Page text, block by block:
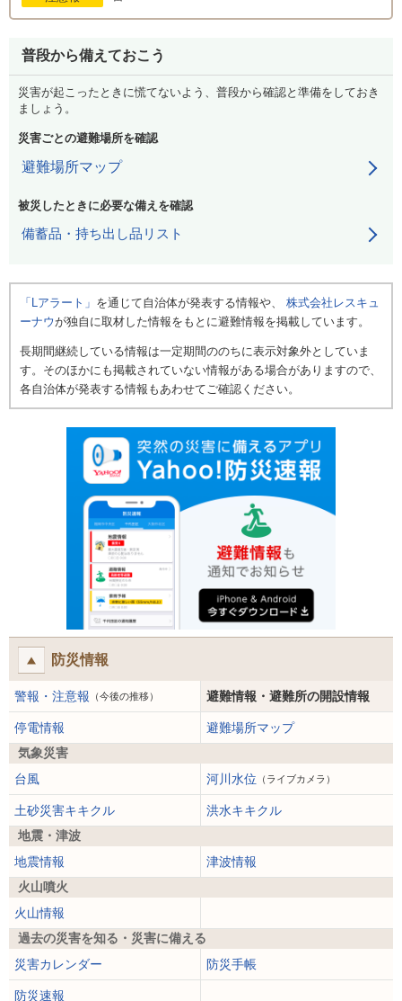
普段から備えておこう
災害が起こったときに慌てないよう、普段から確認と準備をしておき
ましょう。
災害ごとの避難場所を確認
避難場所マップ
被災したときに必要な備えを確認
備蓄品・持ち出し品リスト
「Lアラート」 を通じて自治体が発表する情報や、 株式会社レスキュ
ーナウが独自に取材した情報をもとに避難情報を掲載しています。
長期間継続している情報は一定期間ののちに表示対象外としていま
す。そのほかにも掲載されていない情報がある場合がありますので、
各自治体が発表する情報もあわせてご確認ください。
防災情報
警報・注意報 （今後の推移） 避難情報・避難所の開設情報
停電情報
避難場所マップ
気象災害
台風
河川水位 （ライブカメラ）
土砂災害キキクル
洪水キキクル
地震・津波
地震情報
津波情報
火山噴火
火山情報
過去の災害を知る・災害に備える
災害カレンダー
防災手帳
防災速報